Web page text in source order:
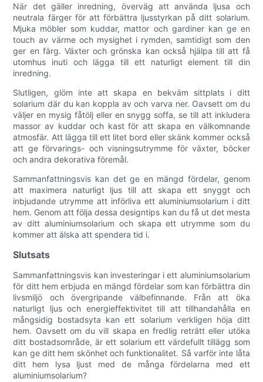
När det gäller inredning, överväg att använda ljusa och
neutrala färger för att förbättra ljusstyrkan på ditt solarium.
Mjuka möbler som kuddar, mattor och gardiner kan ge en
touch av värme och mysighet i rymden, samtidigt som den
ger en färg. Växter och grönska kan också hjälpa till att få
utomhus inuti och lägga till ett naturligt element till din
inredning.
Slutligen, glöm inte att skapa en bekväm sittplats i ditt
solarium där du kan koppla av och varva ner. Oavsett om du
väljer en mysig fåtölj eller en snygg soffa, se till att inkludera
massor av kuddar och kast för att skapa en välkomnande
atmosfär. Att lägga till ett litet bord eller skänk kommer också
att ge förvarings- och visningsutrymme för växter, böcker
och andra dekorativa föremål.
Sammanfattningsvis kan det ge en mängd fördelar, genom
att maximera naturligt ljus till att skapa ett snyggt och
inbjudande utrymme att införliva ett aluminiumsolarium i ditt
hem. Genom att följa dessa designtips kan du få ut det mesta
av ditt aluminiumsolarium och skapa ett utrymme som du
kommer att älska att spendera tid i.
Slutsats
Sammanfattningsvis kan investeringar i ett aluminiumsolarium
för ditt hem erbjuda en mängd fördelar som kan förbättra din
livsmiljö och övergripande välbefinnande. Från att öka
naturligt ljus och energieffektivitet till att tillhandahålla en
mångsidig bostadsyta kan ett solarium verkligen höja ditt
hem. Oavsett om du vill skapa en fredlig reträtt eller utöka
ditt bostadsområde, är ett solarium ett värdefullt tillägg som
kan ge ditt hem skönhet och funktionalitet. Så varför inte låta
ditt hem lysa ljust med de många fördelarna med ett
aluminiumsolarium?